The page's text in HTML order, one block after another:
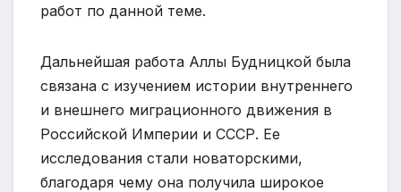
работ по данной теме.
Дальнейшая работа Аллы Будницкой была
связана с изучением истории внутреннего
и внешнего миграционного движения в
Российской Империи и СССР. Ее
исследования стали новаторскими,
благодаря чему она получила широкое